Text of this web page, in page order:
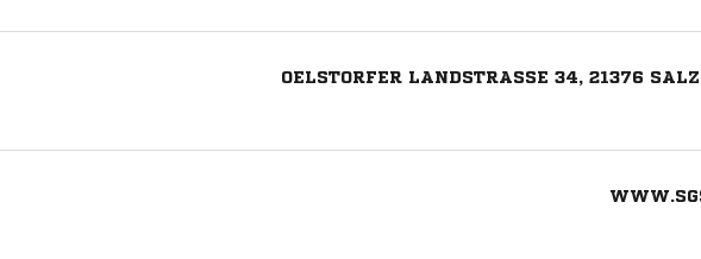
OELSTORFER LANDSTRASSE 34, 21376